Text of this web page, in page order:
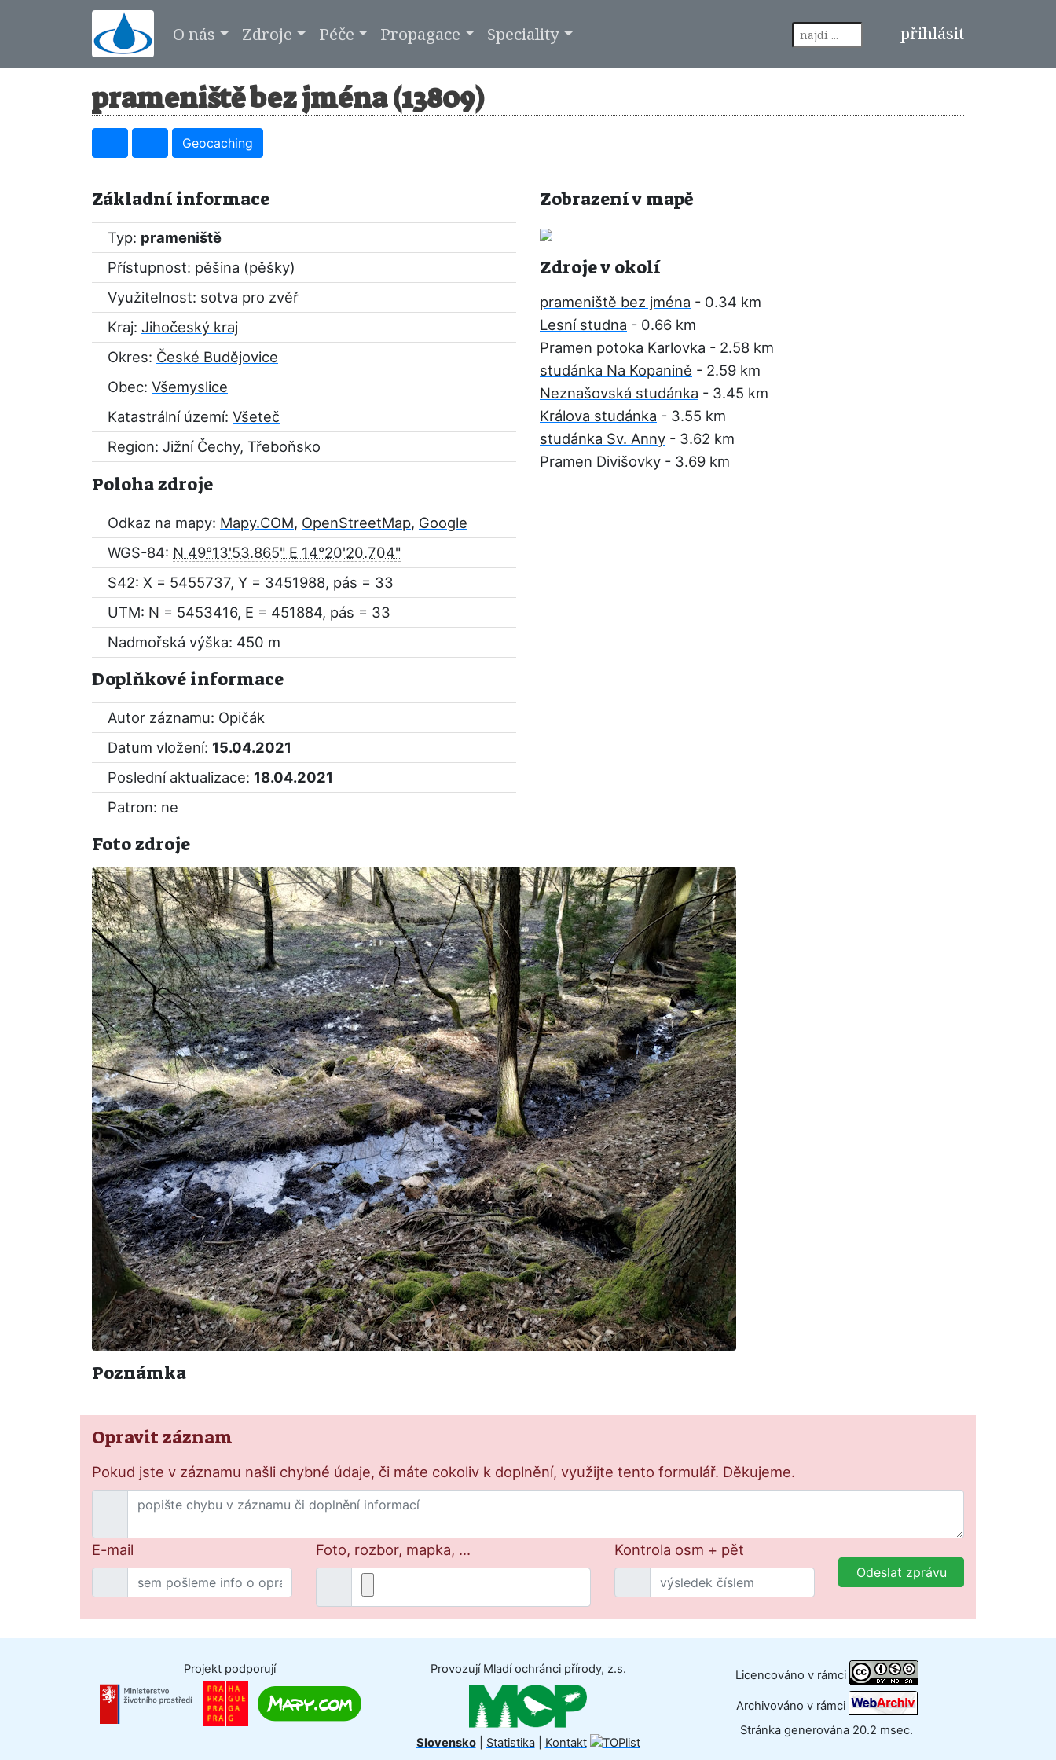
O nás Zdroje Péče Propagace Speciality přihlásit
prameniště bez jména (13809)
Geocaching
Základní informace
Typ: prameniště
Přístupnost: pěšina (pěšky)
Využitelnost: sotva pro zvěř
Kraj: Jihočeský kraj
Okres: České Budějovice
Obec: Všemyslice
Katastrální území: Všeteč
Region: Jižní Čechy, Třeboňsko
Poloha zdroje
Odkaz na mapy: Mapy.COM, OpenStreetMap, Google
WGS-84: N 49°13'53.865" E 14°20'20.704"
S42: X = 5455737, Y = 3451988, pás = 33
UTM: N = 5453416, E = 451884, pás = 33
Nadmořská výška: 450 m
Doplňkové informace
Autor záznamu: Opičák
Datum vložení: 15.04.2021
Poslední aktualizace: 18.04.2021
Patron: ne
Zobrazení v mapě
Zdroje v okolí
prameniště bez jména - 0.34 km
Lesní studna - 0.66 km
Pramen potoka Karlovka - 2.58 km
studánka Na Kopanině - 2.59 km
Neznašovská studánka - 3.45 km
Králova studánka - 3.55 km
studánka Sv. Anny - 3.62 km
Pramen Divišovky - 3.69 km
Foto zdroje
Poznámka
Opravit záznam
Pokud jste v záznamu našli chybné údaje, či máte cokoliv k doplnění, využijte tento formulář. Děkujeme.
E-mail Foto, rozbor, mapka, ... Kontrola osm + pět
Odeslat zprávu
Projekt podporují Provozují Mladí ochránci přírody, z.s.
Slovensko| Statistika| Kontakt
Licencováno v rámci
Archivováno v rámci
Stránka generována 20.2 msec.